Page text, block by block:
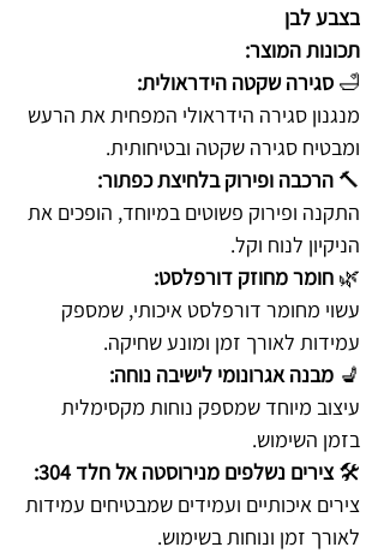
בצבע לבן
תכונות המוצר:
🛁 סגירה שקטה הידראולית:
מנגנון סגירה הידראולי המפחית את הרעש
ומבטיח סגירה שקטה ובטיחותית.
🔨 הרכבה ופירוק בלחיצת כפתור:
התקנה ופירוק פשוטים במיוחד, הופכים את
הניקיון לנוח וקל.
🌿 חומר מחוזק דורפלסט:
עשוי מחומר דורפלסט איכותי, שמספק
עמידות לאורך זמן ומונע שחיקה.
💺 מבנה אגרונומי לישיבה נוחה:
עיצוב מיוחד שמספק נוחות מקסימלית
בזמן השימוש.
🛠️צירים נשלפים מנירוסטה אל חלד 304:
צירים איכותיים ועמידים שמבטיחים עמידות
לאורך זמן ונוחות בשימוש.